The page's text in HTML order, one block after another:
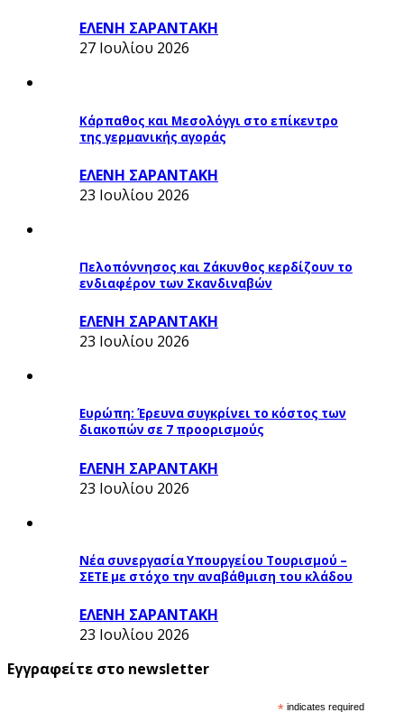
ΕΛΕΝΗ ΣΑΡΑΝΤΑΚΗ
27 Ιουλίου 2026
Κάρπαθος και Μεσολόγγι στο επίκεντρο
της γερμανικής αγοράς
ΕΛΕΝΗ ΣΑΡΑΝΤΑΚΗ
23 Ιουλίου 2026
Πελοπόννησος και Ζάκυνθος κερδίζουν το
ενδιαφέρον των Σκανδιναβών
ΕΛΕΝΗ ΣΑΡΑΝΤΑΚΗ
23 Ιουλίου 2026
Ευρώπη: Έρευνα συγκρίνει το κόστος των
διακοπών σε 7 προορισμούς
ΕΛΕΝΗ ΣΑΡΑΝΤΑΚΗ
23 Ιουλίου 2026
Νέα συνεργασία Υπουργείου Τουρισμού –
ΣΕΤΕ με στόχο την αναβάθμιση του κλάδου
ΕΛΕΝΗ ΣΑΡΑΝΤΑΚΗ
23 Ιουλίου 2026
Εγγραφείτε στο newsletter
* indicates required